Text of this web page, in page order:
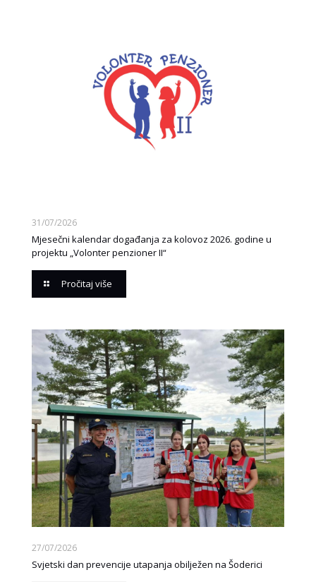
31/07/2026
Mjesečni kalendar događanja za kolovoz 2026. godine u
projektu „Volonter penzioner II“
Pročitaj više
27/07/2026
Svjetski dan prevencije utapanja obilježen na Šoderici